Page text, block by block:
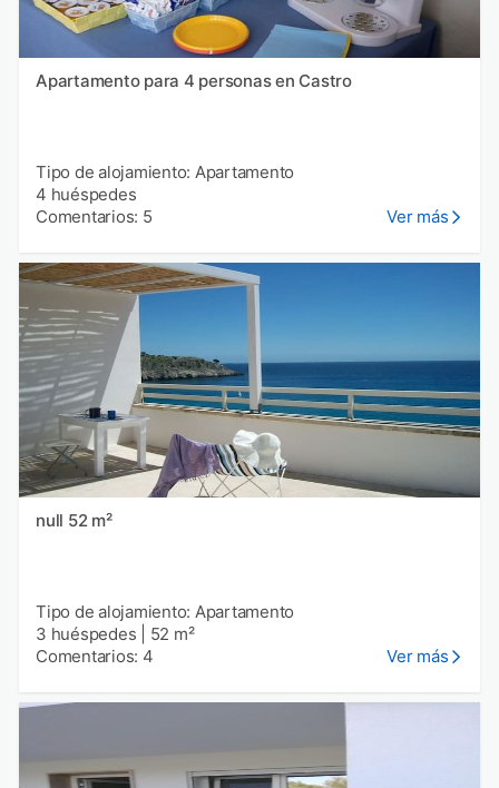
Apartamento para 4 personas en Castro
Tipo de alojamiento: Apartamento
4 huéspedes
Comentarios: 5
Ver más
null 52 m²
Tipo de alojamiento: Apartamento
3 huéspedes
52 m²
Comentarios: 4
Ver más